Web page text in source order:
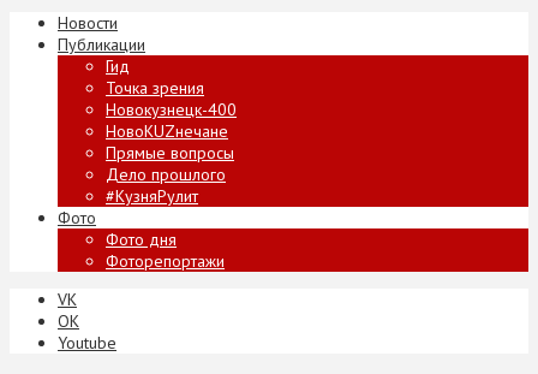
Новости
Публикации
Гид
Точка зрения
Новокузнецк-400
НовоKUZнечане
Прямые вопросы
Дело прошлого
#КузняРулит
Фото
Фото дня
Фоторепортажи
VK
ОК
Youtube